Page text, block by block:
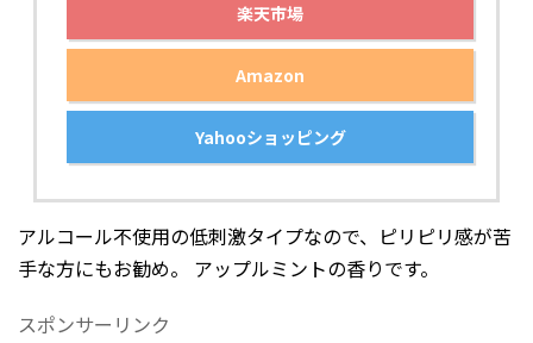
楽天市場
Amazon
Yahooショッピング
アルコール不使用の低刺激タイプなので、ピリピリ感が苦
手な方にもお勧め。 アップルミントの香りです。
スポンサーリンク